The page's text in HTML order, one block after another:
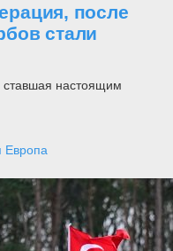
после
стали
ставшая настоящим